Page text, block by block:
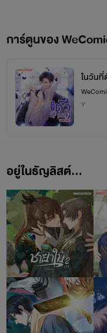
การ์ตูนของ
ในวันที่
Y
อยู่ในธัญลิสต์...